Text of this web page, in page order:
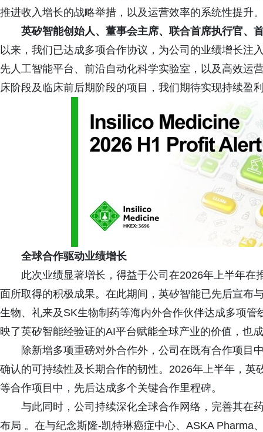
推进收入增长的战略举措，以及运营效率的系统性提升
英矽智能创始人、董事会主席、联合首席执行官
以来，我们已达成多项合作协议，为公司的业绩增长注
先人工智能平台、前沿自动化科学实验室，以及高效运
床阶段及临床前后期阶段的项目，我们期待实现持续盈
全球合作驱动业绩增长
此次业绩显著增长，得益于公司在2026年上半年在
面所取得的积极成果。在此期间，英矽智能已先后宣布
生物、礼来及SK生物制药等海内外合作伙伴达成多项
映了英矽智能经验证的AI平台赋能全球产业的价值，也
除新增多项重磅对外合作外，公司在既有合作项目
确认的可持续性及长期合作的韧性。2026年上半年，
等合作项目中，先后达成多个关键合作里程碑。
与此同时，公司持续深化全球合作网络，完善其在
布局 。在与纪念斯隆-凯特琳癌症中心、ASKA Pharma